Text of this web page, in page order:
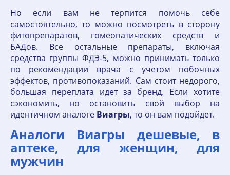
Но если вам не терпится помочь себе
самостоятельно, то можно посмотреть в сторону
фитопрепаратов, гомеопатических средств и
БАДов. Все остальные препараты, включая
средства группы ФДЭ-5, можно принимать только
по рекомендации врача с учетом побочных
эффектов, противопоказаний. Сам стоит недорого,
большая переплата идет за бренд. Если хотите
сэкономить, но остановить свой выбор на
идентичном аналоге Виагры, то он вам подойдет.
Аналоги Виагры дешевые, в
аптеке, для женщин, для
мужчин